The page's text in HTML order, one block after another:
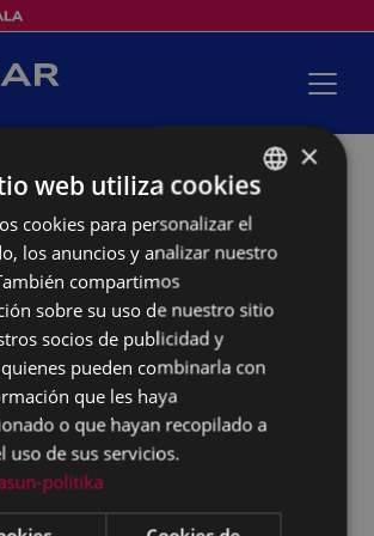
-22:00
DE LA MUJER XL JORNADAS DE
BASQUE
SPANISH
×
web utiliza cookies
cookies para personalizar el
los anuncios y analizar nuestro
compartimos
sobre su uso de nuestro sitio
socios de publicidad y
pueden combinarla con
que les haya
o que hayan recopilado a
uso de sus servicios.
politika